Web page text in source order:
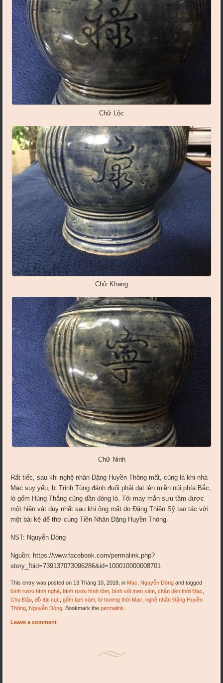
Chữ Lộc
Chữ Khang
Chữ Ninh
Rất tiếc, sau khi nghệ nhân Đặng Huyền Thông mất, cũng là khi nhà
Mạc suy yếu, bị Trịnh Tùng đánh đuổi phải dạt lên miền núi phía Bắc,
lò gốm Hùng Thắng cũng dần đóng lò. Tôi may mắn sưu tầm được
một hiện vật duy nhất sau khi ông mất do Đặng Thiện Sỹ tạo tác với
một bài kệ để thờ cúng Tiền Nhân Đặng Huyền Thông.
NST: Nguyễn Dòng
Nguồn: https://www.facebook.com/permalink.php?
story_fbid=739137073096286&id=100010000008701
This entry was posted on 13 Tháng 10, 2018, in Mạc Nguyễn Dòng and tagged
bình rượu hình nghê bình rượu hình tôm bình vôi men xám ,chân đèn thời Mạc
Chu Đậu ,đồ đại cục ,gốm lam xám lư hương thời Mạc ,nghệ nhân Đặng Huyền
Thông Nguyễn Dòng . Bookmark thepermalink
Leave a comment